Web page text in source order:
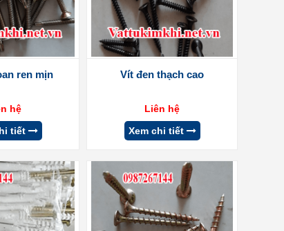
ren mịn
hệ
tiết
Vít đen thạch cao
Liên hệ
Xem chi tiết